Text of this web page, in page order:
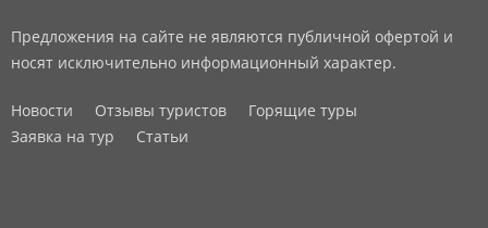
Предложения на сайте не являются публичной офертой и
носят исключительно информационный характер.
Новости Отзывы туристов
Горящие туры
Заявка на тур
Статьи